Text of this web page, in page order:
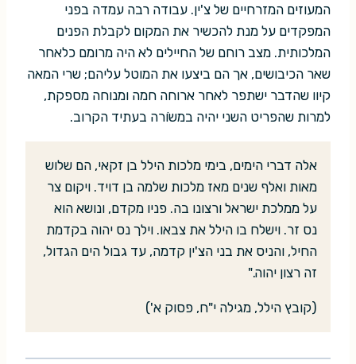
המעוזים המזרחיים של צ'ין. עבודה רבה עמדה בפני
המפקדים על מנת להכשיר את המקום לקבלת הפנים
המלכותית. מצב רוחם של החיילים לא היה מרומם כלאחר
שאר הכיבושים, אך הם ביצעו את המוטל עליהם; שרי המאה
קיוו שהדבר ישתפר לאחר ארוחה חמה ומנוחה מספקת,
למרות שהפריט השני יהיה במשֹורה בעתיד הקרוב.
אלה דברי הימים, בימי מלכות הילל בן זקאי, הם שלוש
מאות ואלף שנים מאז מלכות שלמה בן דויד. ויקום צר
על ממלכת ישראל ורצונו בה. פניו מקדם, ונושא הוא
נס זר. וישלח בו הילל את צבאו. וילך נס יהוה בקדמת
החיל, והניס את בני הצ'ין קדמה, עד גבול הים הגדול,
זה רצון יהוה."
(קובץ הילל, מגילה י"ח, פסוק א')